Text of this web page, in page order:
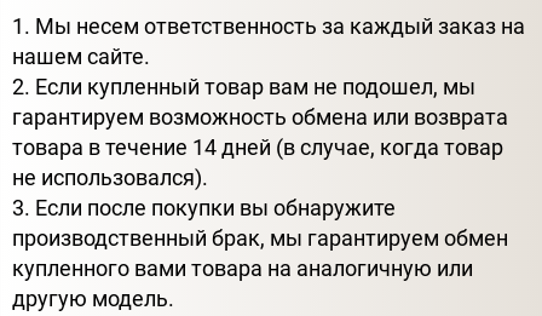
1. Мы несем ответственность за каждый заказ на
нашем сайте.
2. Если купленный товар вам не подошел, мы
гарантируем возможность обмена или возврата
товара в течение 14 дней (в случае, когда товар
не использовался).
3. Если после покупки вы обнаружите
производственный брак, мы гарантируем обмен
купленного вами товара на аналогичную или
другую модель.